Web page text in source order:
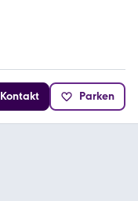
Kontakt Parken